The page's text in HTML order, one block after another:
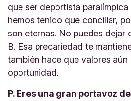
que ser deportista
hemos tenido que conciliar,
son eternas. No puedes dejar
B. Esa precariedad te
también hace que valores aún
oportunidad.
P. Eres una gran portavoz